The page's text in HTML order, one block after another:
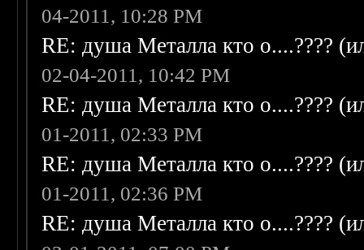
04-2011, 10:28 PM
RE: душа Металла кто о....????
02-04-2011, 10:42 PM
RE: душа Металла кто о....????
01-2011, 02:33 PM
RE: душа Металла кто о....????
01-2011, 02:36 PM
RE: душа Металла кто о....????